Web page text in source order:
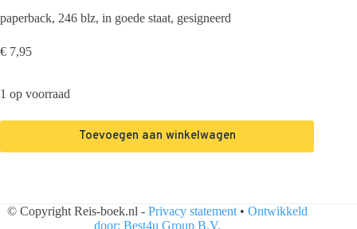
paperback, 246 blz, in goede staat, gesigneerd
€ 7,95
1 op voorraad
Toevoegen aan winkelwagen
© Copyright Reis-boek.nl - Privacy statement • Ontwikkeld
door: Best4u Group B.V.